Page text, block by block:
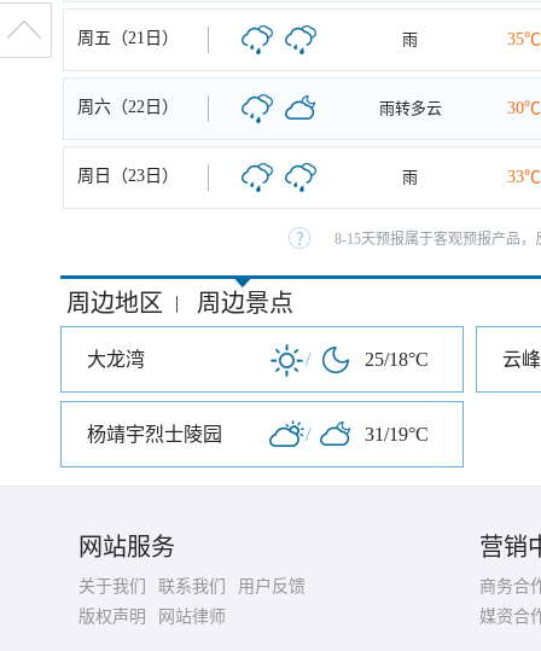
周五（21日） 雨 35℃
周六（22日） 雨转多云 30℃
周日（23日） 雨 33℃
8-15天预报属于客观预报产品
周边地区 | 周边景点
大龙湾 / 25/18°C 云
杨靖宇烈士陵园 / 31/19°C
网站服务
关于我们 联系我们
用户反馈
版权声明
网站律师
营销
商务合
媒资合